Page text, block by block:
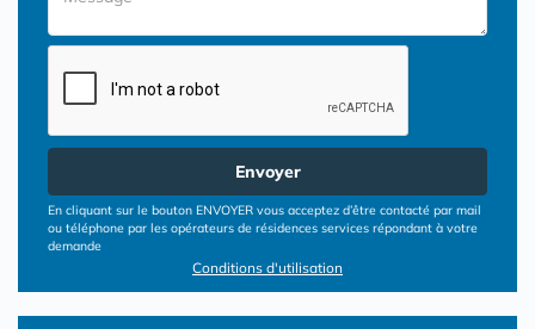
Envoyer
En cliquant sur le bouton ENVOYER vous acceptez d’être contacté par mail
ou téléphone par les opérateurs de résidences services répondant à votre
demande
Conditions d'utilisation